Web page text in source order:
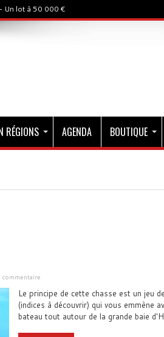
Un lot à 50 000 €
RÉGIONS AGENDA BOUTIQUE
commentaire
Le principe de cette chasse est un jeu
(indices à découvrir) qui vous emmène
bateau tout autour de la grande baie